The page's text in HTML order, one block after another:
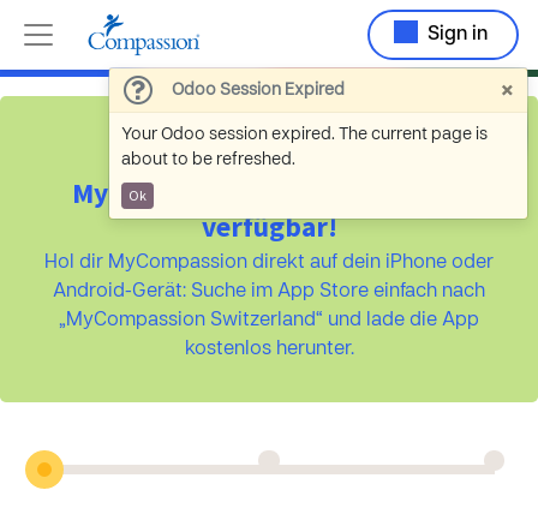
Odoo Session Expired ×
Your Odoo session expired. The current page is
about to be refreshed.
Ok
Sign in
MyCompassion ist jetzt als App
verfügbar!
Hol dir MyCompassion direkt auf dein iPhone oder
Android-Gerät: Suche im App Store einfach nach
„MyCompassion Switzerland“ und lade die App
kostenlos herunter.